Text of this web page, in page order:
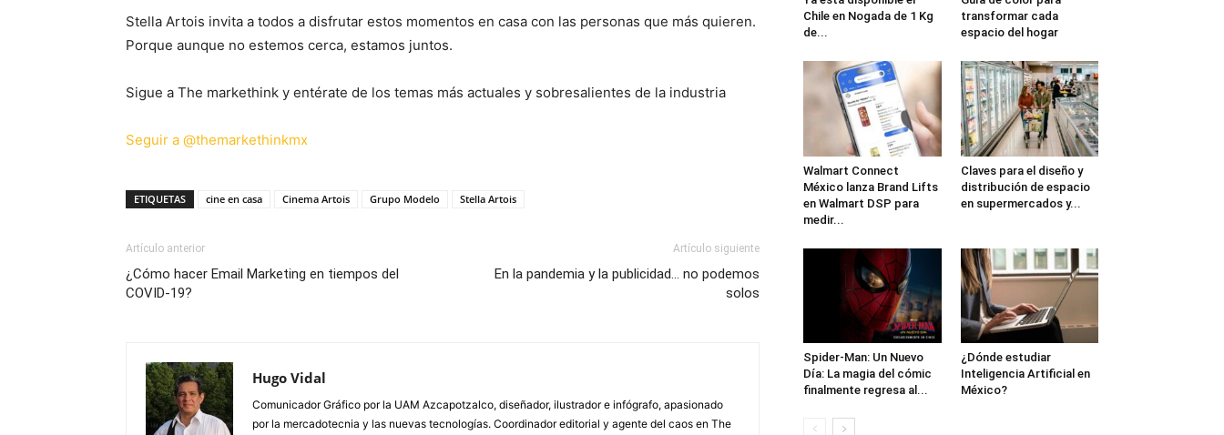
Stella Artois invita a todos a disfrutar estos momentos en casa con las personas que más quieren.
Porque aunque no estemos cerca, estamos juntos.
Sigue a The markethink y entérate de los temas más actuales y sobresalientes de la industria
Seguir a @themarkethinkmx
ETIQUETAS cine en casa Cinema Artois Grupo Modelo Stella Artois
Artículo anterior
¿Cómo hacer Email Marketing en tiempos del
COVID-19?
Artículo siguiente
En la pandemia y la publicidad… no podemos
solos
Hugo Vidal
Comunicador Gráfico por la UAM Azcapotzalco, diseñador, ilustrador e infógrafo, apasionado
por la mercadotecnia y las nuevas tecnologías. Coordinador editorial y agente del caos en The
Chile en Nogada de 1 Kg
de...
transformar cada
espacio del hogar
Walmart Connect
México lanza Brand Lifts
en Walmart DSP para
medir...
Claves para el diseño y
distribución de espacio
en supermercados y...
Spider-Man: Un Nuevo
Día: La magia del cómic
finalmente regresa al...
¿Dónde estudiar
Inteligencia Artificial en
México?